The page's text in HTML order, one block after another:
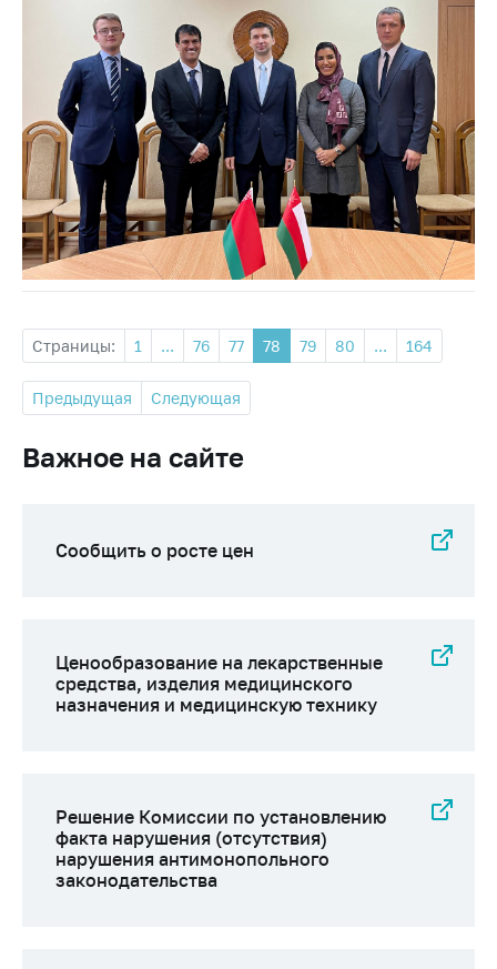
Страницы: 1 ... 76 77 78 79 80 ... 164
Предыдущая Следующая
Важное на сайте
Сообщить о росте цен
Ценообразование на лекарственные
средства, изделия медицинского
назначения и медицинскую технику
Решение Комиссии по установлению
факта нарушения (отсутствия)
нарушения антимонопольного
законодательства